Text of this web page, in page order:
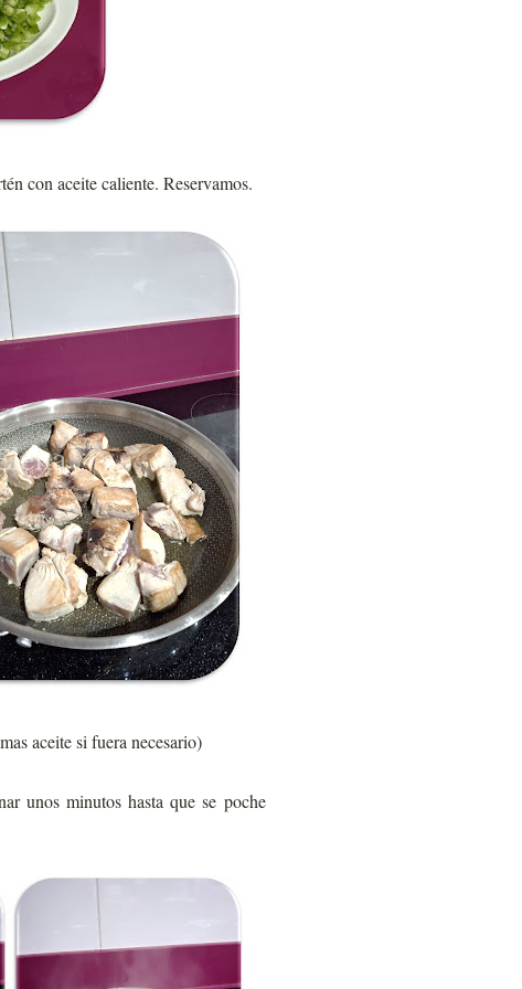
con aceite caliente. Reservamos.
aceite si fuera necesario)
unos minutos hasta que se poche